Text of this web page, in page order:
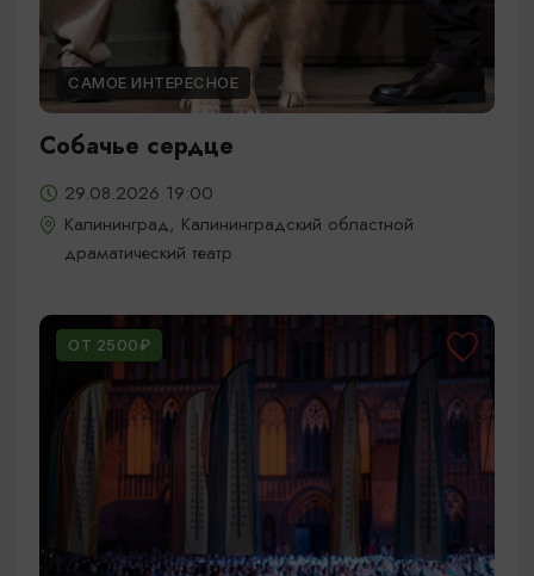
САМОЕ ИНТЕРЕСНОЕ
Собачье сердце
29.08.2026 19:00
Калининград, Калининградский областной
драматический театр
ОТ 2500₽